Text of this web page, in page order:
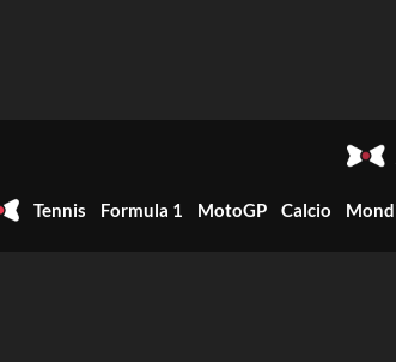
Tennis Formula 1 MotoGP Calcio